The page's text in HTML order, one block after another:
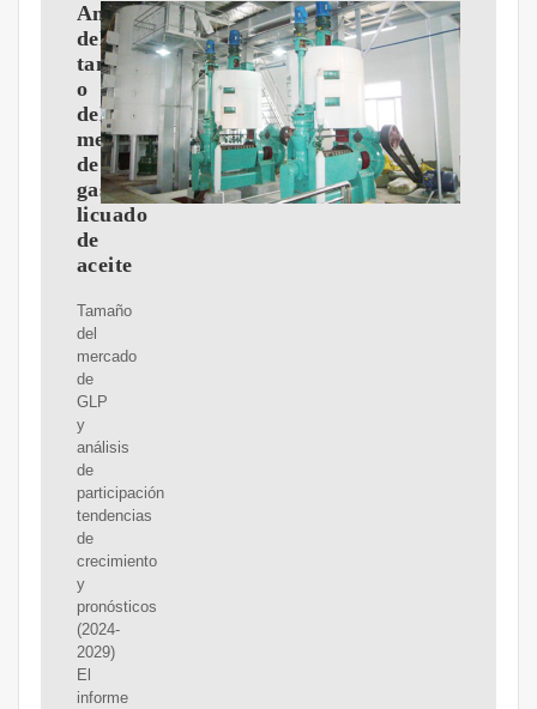
Análisis
del
tama?
o
del
mercado
de
gas
licuado
de
aceite
Tamaño
del
mercado
de
GLP
y
análisis
de
participación
tendencias
de
crecimiento
y
pronósticos
(2024-
2029)
El
informe